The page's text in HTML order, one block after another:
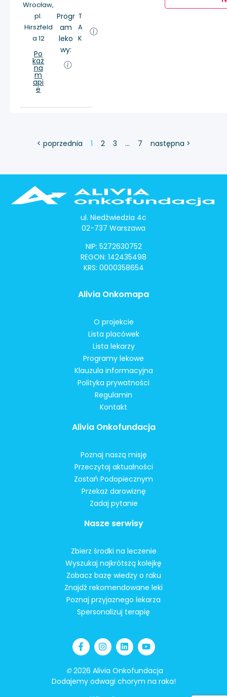
Wrocław,
pl.
Hirszfeld
a 12
Po
każ
na
m
api
e
Progr
am
leko
wy:
T
A
K
< poprzednia 1 2 3 … 7 następna >
ul. Niedźwiedzia 4c
02-737 Warszawa
NIP: 5272630752
REGON: 142435498
KRS: 0000358654
Alivia Onkomapa
O projekcie
Lista placówek
Lista lekarzy
Programy lekowe
Klauzula informacyjna
Polityka prywatności
Regulamin
Kontakt
Alivia Onkofundacja
Poznaj naszą misję
Przeczytaj aktualności
Zostań Podopiecznym
Przekaż darowiznę
Zadaj pytanie
Nasze serwisy
Zbierz środki na leczenie
Wyszukaj najkrótszą kolejkę
Zobacz bazę wiedzy o raku
Znajdź rekomendowane leki
Poznaj przyjaznego lekarza
Spersonalizuj terapię
©2026 Alivia Onkofundacja
Dodajemy odwagi chorym na raka!